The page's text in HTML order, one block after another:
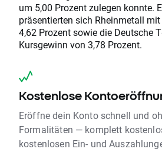
um 5,00 Prozent zulegen konnte.
präsentierten sich Rheinmetall
4,62 Prozent sowie die Deutsche
Kursgewinn von 3,78 Prozent.
Kostenlose
Eröffne dein Konto schnell und
Formalitäten — komplett
kostenlosen Ein- und